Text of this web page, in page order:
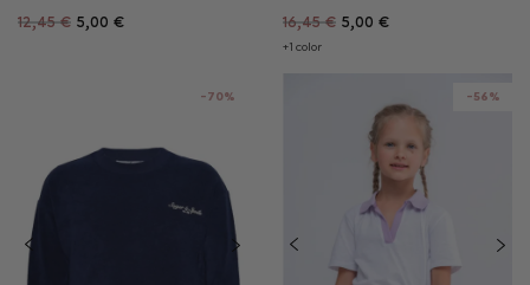
12,45 € 5,00 €
16,45 € 5,00 €
+1 color
-70% -56%